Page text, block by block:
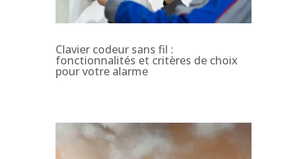
Clavier codeur sans fil :
fonctionnalités et critères de choix
pour votre alarme